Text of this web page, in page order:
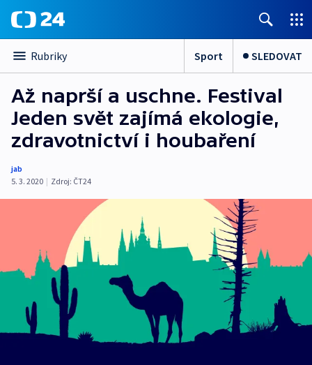
Rubriky Sport SLEDOVAT
Až naprší a uschne. Festival
Jeden svět zajímá ekologie,
zdravotnictví i houbaření
jab
5. 3. 2020 | Zdroj: ČT24